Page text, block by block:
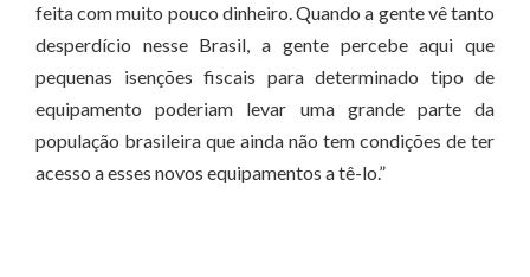
feita com muito pouco dinheiro. Quando a gente vê tanto
desperdício nesse Brasil, a gente percebe aqui que
pequenas isenções fiscais para determinado tipo de
equipamento poderiam levar uma grande parte da
população brasileira que ainda não tem condições de ter
acesso a esses novos equipamentos a tê-lo.”